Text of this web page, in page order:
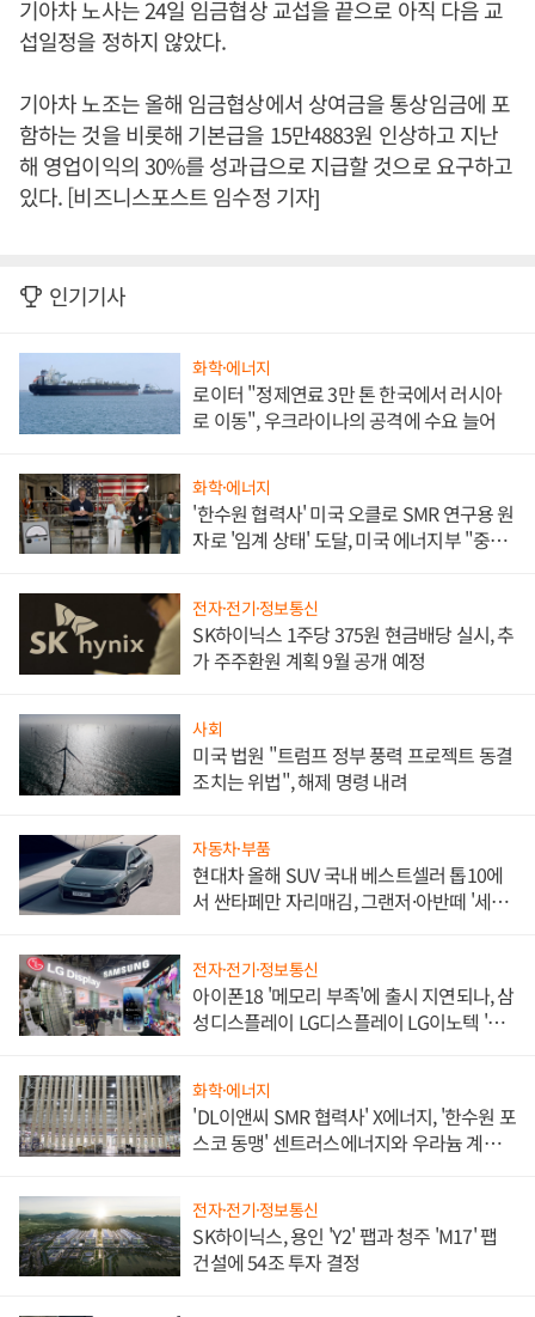
기아차 노사는 24일 임금협상 교섭을 끝으로 아직 다음 교
섭일정을 정하지 않았다.
기아차 노조는 올해 임금협상에서 상여금을 통상임금에 포
함하는 것을 비롯해 기본급을 15만4883원 인상하고 지난
해 영업이익의 30%를 성과급으로 지급할 것으로 요구하고
있다. [비즈니스포스트 임수정 기자]
인기기사
화학·에너지
로이터 "정제연료 3만 톤 한국에서 러시아
로 이동", 우크라이나의 공격에 수요 늘어
화학·에너지
'한수원 협력사' 미국 오클로 SMR 연구용 원
자로 '임계 상태' 도달, 미국 에너지부 "중요
전자·전기·정보통신
SK하이닉스 1주당 375원 현금배당 실시, 추
가 주주환원 계획 9월 공개 예정
사회
미국 법원 "트럼프 정부 풍력 프로젝트 동결
조치는 위법", 해제 명령 내려
자동차·부품
현대차 올해 SUV 국내 베스트셀러 톱10에
서 싼타페만 자리매김, 그랜저·아반떼 '세단
전자·전기·정보통신
아이폰18 '메모리 부족'에 출시 지연되나, 삼
성디스플레이 LG디스플레이 LG이노텍 '탈
화학·에너지
'DL이앤씨 SMR 협력사' X에너지, '한수원 포
스코 동맹' 센트러스에너지와 우라늄 계약
전자·전기·정보통신
SK하이닉스, 용인 'Y2' 팹과 청주 'M17' 팹
건설에 54조 투자 결정